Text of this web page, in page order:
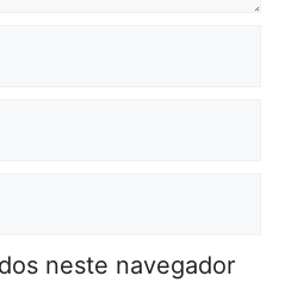
neste navegador